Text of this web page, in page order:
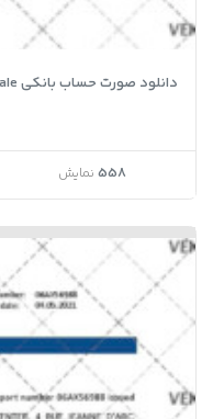
دانلود صورت حساب بانکی Societe Generale فراسه
558 نمایش